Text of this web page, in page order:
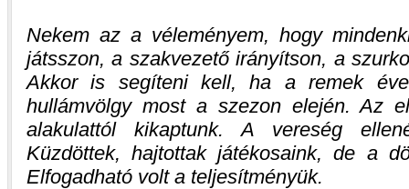
Nekem az a véleményem, hogy
játsszon, a szakvezető irányítson, a
Akkor is segíteni kell, ha a remek
hullámvölgy most a szezon elején. Az
alakulattól kikaptunk. A vereség
Küzdöttek, hajtottak játékosaink, de a
Elfogadható volt a teljesítményük.